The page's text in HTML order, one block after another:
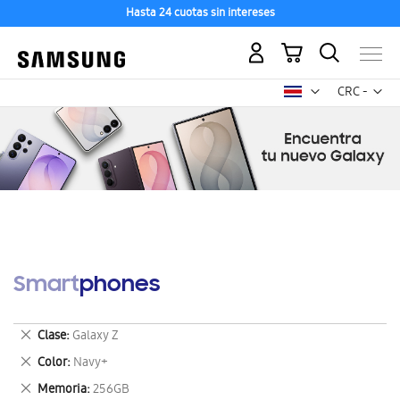
Hasta 24 cuotas sin intereses
CRC -
colón
Mi carrito
Smartphones
Clase Galaxy Z
Eliminar
este
artículo
Color Navy+
Eliminar
este
Memoria 256GB
Eliminar